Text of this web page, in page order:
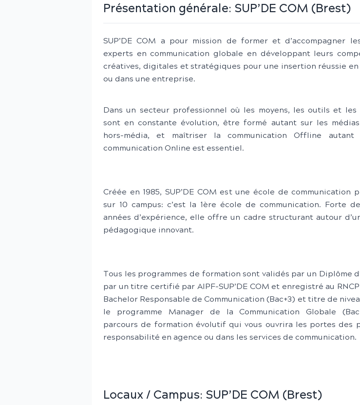
Présentation générale: SUP’DE COM (Brest)
SUP’DE COM a pour mission de former et d’accompagner
experts en communication globale en développant leurs
créatives, digitales et stratégiques pour une insertion réussie en
ou dans une entreprise.
Dans un secteur professionnel où les moyens, les outils et les
sont en constante évolution, être formé autant sur les
hors-média, et maîtriser la communication Offline
communication Online est essentiel.
Créée en 1985, SUP’DE COM est une école de communication
sur 10 campus: c’est la 1ère école de communication. Forte
années d’expérience, elle offre un cadre structurant autour
pédagogique innovant.
Tous les programmes de formation sont validés par un Diplôme
par un titre certifié par AIPF-SUP’DE COM et enregistré au
Bachelor Responsable de Communication (Bac+3) et titre de
le programme Manager de la Communication Globale
parcours de formation évolutif qui vous ouvrira les portes des
responsabilité en agence ou dans les services de communication.
Locaux / Campus: SUP’DE COM (Brest)